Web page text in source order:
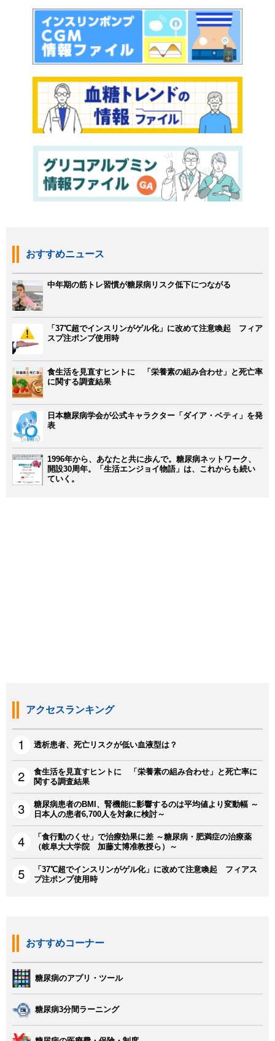
おすすめニュース
中年期の筋トレ習慣が糖尿病リスク低下につながる
「37℃超でインスリンがゲル化」に改めて注意喚起 フィア
スプ注ポンプ使用時
食生活を見直すヒントに 「栄養素の組み合わせ」と死亡率
に関する調査結果
日本糖尿病学会が公式キャラクター「ダイア・ベティ」を発
表
1996年から、あなたと共に歩んで。糖尿病ネットワーク、
開設30周年。「生活エンジョイ物語」は、これからも続い
ていく。
アクセスランキング
透析患者、死亡リスクが低い血液型は？
食生活を見直すヒントに 「栄養素の組み合わせ」と死亡率に
関する調査結果
糖尿病患者のBMI、腎機能に影響するのは平均値より変動幅 ～
日本人の患者6,700人を対象に検討～
「食行動のくせ」で治療効果に差 ～糖尿病・肥満症の治療薬
（岐阜大大学院 加藤丈博准教授ら）～
「37℃超でインスリンがゲル化」に改めて注意喚起 フィアス
プ注ポンプ使用時
おすすめコーナー
糖尿病のアプリ・ツール
糖尿病3分間ラーニング